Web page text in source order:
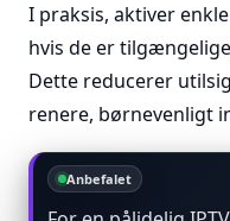
I praksis, aktiver
hvis de er
Dette reducerer
renere, børnevenligt
Anbefalet